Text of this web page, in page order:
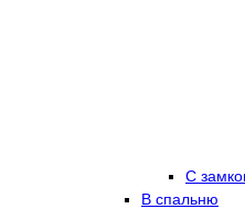
С
В спальню